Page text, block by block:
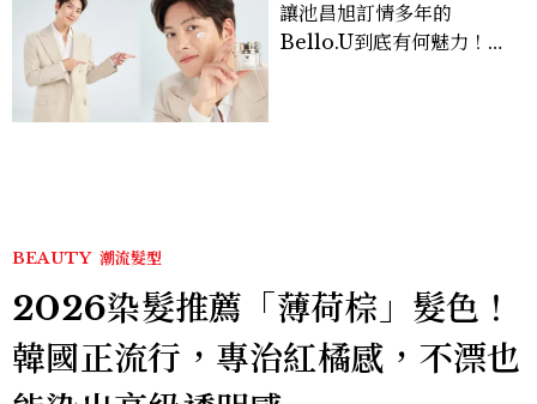
讓池昌旭訂情多年的
Bello.U到底有何魅力！揭
BEAUTY 潮流髮型
2026染髮推薦「薄荷棕」髮色！
韓國正流行，專治紅橘感，不漂也